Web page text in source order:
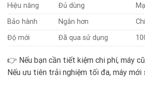
Hiệu năng
Đủ dùng
Bảo hành
Ngắn hơn
Độ mới
Đã qua sử dụng
👉 Nếu bạn cần tiết kiệm chi phí, máy
Nếu ưu tiên trải nghiệm tối đa, máy mới